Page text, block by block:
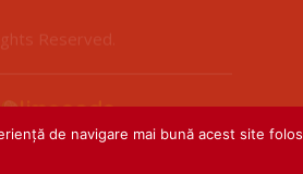
Reserved.
de navigare mai bună acest site